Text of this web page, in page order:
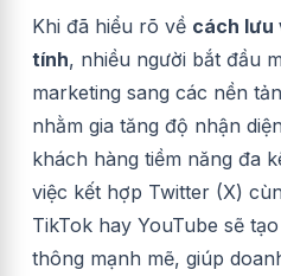
Khi đã hiểu rõ về cách lưu
tính, nhiều người bắt đầu
marketing sang các nền
nhằm gia tăng độ nhận
khách hàng tiềm năng đa
việc kết hợp Twitter (X)
TikTok hay YouTube sẽ
thông mạnh mẽ, giúp